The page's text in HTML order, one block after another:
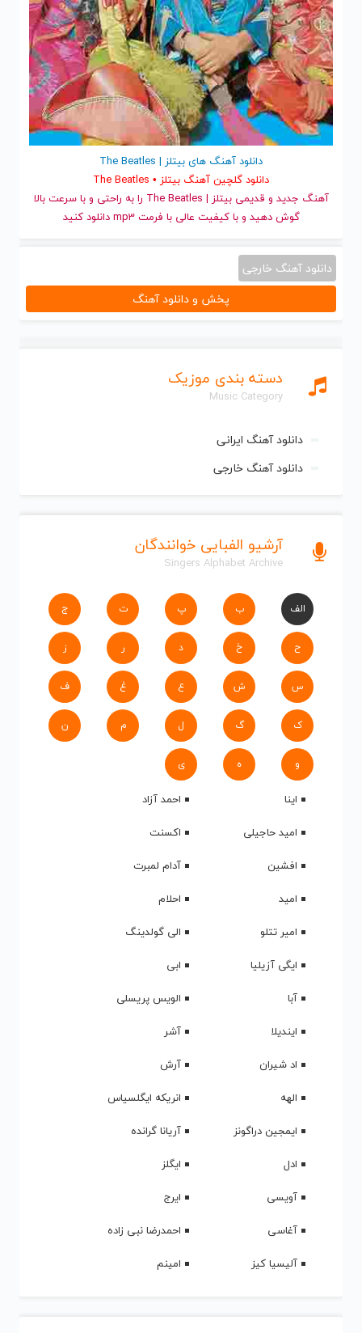
دسته بندی موزیک
Music Category
دانلود آهنگ ایرانی
دانلود آهنگ خارجی
آرشیو الفبایی خوانندگان
Singers Alphabet Archive
الف ب پ ت ج
ح خ د ر ز
س ش ع غ ف
ک گ ل م ن
و ه ی
اینا
احمد آزاد
امید حاجیلی
اکسنت
افشین
آدام لمبرت
امید
احلام
امیر تتلو
الی گولدینگ
ایگی آزیلیا
ابی
آبا
الویس پریسلی
ایندیلا
آشر
اد شیران
آرش
الهه
انریکه ایگلسیاس
ایمجین دراگونز
آریانا گرانده
ادل
ایگلز
آویسی
ایرج
آغاسی
احمدرضا نبی زاده
آلیسیا کیز
امینم
دانلود آهنگ های بیتلز | The Beatles
دانلود گلچین آهنگ بیتلز • The Beatles
آهنگ جدید
و قدیمی بیتلز | The Beatles را به راحتی و با سرعت بالا
گوش دهید و با کیفیت عالی با فرمت mp3 دانلود کنید
دانلود آهنگ خارجی
پخش و دانلود آهنگ